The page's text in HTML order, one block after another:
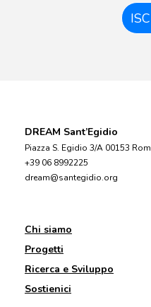
DREAM Sant’Egidio
Piazza S. Egidio 3/A 00153
+39 06 8992225
dream@santegidio.org
Chi siamo
Progetti
Ricerca e Sviluppo
Sostienici